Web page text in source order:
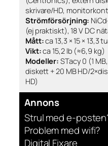
skrivare/HD,
Strömförsörjning:
(ej praktiskt), 18 V DC
Mått:ca 13,3 × 15 × 13,3
Vikt:ca 15,2 lb (≈6,9 kg)
Modeller: STacy 0 (1
diskett + 20 MB HD/
HD)
Annons
Strul med e-
Problem med wifi?
Digital Fixare